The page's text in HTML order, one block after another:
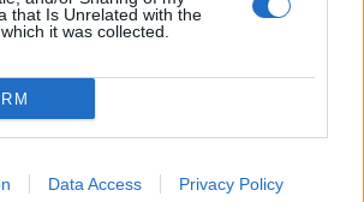
that Is Unrelated with the
it was collected.
Data Access Privacy Policy
interno all'azienda.